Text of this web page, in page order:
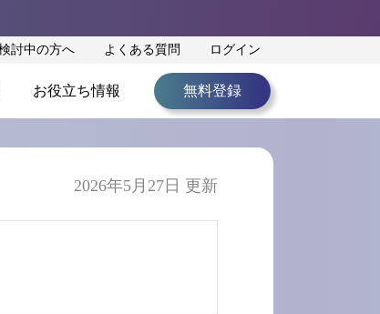
討中の方へ よくある質問 ログイン
お役立ち情報 無料登録
2026年5月27日 更新